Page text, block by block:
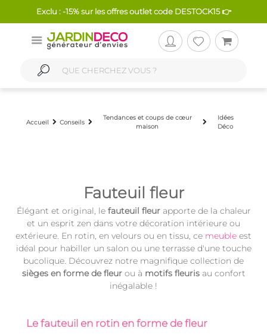
Exclu : -15% sur les offres outlet code DESTOCK15 👉
Accueil Conseils
Tendances et coups de cœur
maison
Idées
Déco
Fauteuil fleur
Élégant et original, le fauteuil fleurapporte de la chaleur
et un esprit zen dans votre décoration intérieure ou
extérieure. En rotin, en velours ou en tissu, ce meuble est
idéal pour habiller un salon ou une terrasse d'une touche
bucolique. Découvrez notre magnifique collection de
sièges en forme de fleurou à motifs fleurisau confort
inégalable !
Le fauteuil en rotin en forme de fleur